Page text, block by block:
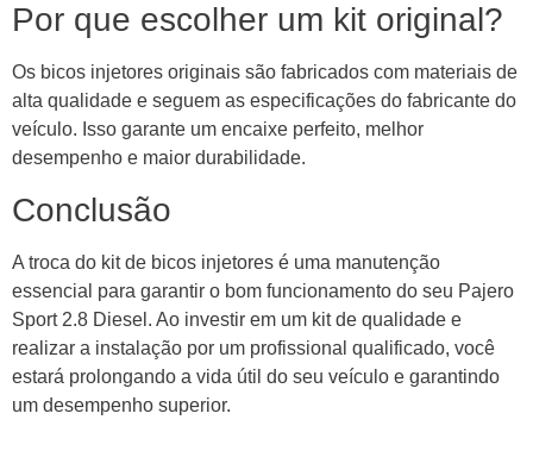
Por que escolher um kit original?
Os bicos injetores originais são fabricados com materiais de
alta qualidade e seguem as especificações do fabricante do
veículo. Isso garante um encaixe perfeito, melhor
desempenho e maior durabilidade.
Conclusão
A troca do kit de bicos injetores é uma manutenção
essencial para garantir o bom funcionamento do seu Pajero
Sport 2.8 Diesel. Ao investir em um kit de qualidade e
realizar a instalação por um profissional qualificado, você
estará prolongando a vida útil do seu veículo e garantindo
um desempenho superior.